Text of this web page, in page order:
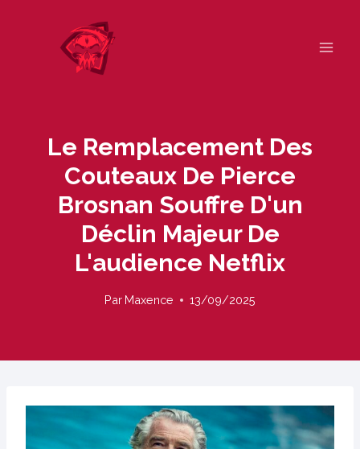
Le Remplacement Des
Couteaux De Pierce
Brosnan Souffre D'un
Déclin Majeur De
L'audience Netflix
Par Maxence 13/09/2025